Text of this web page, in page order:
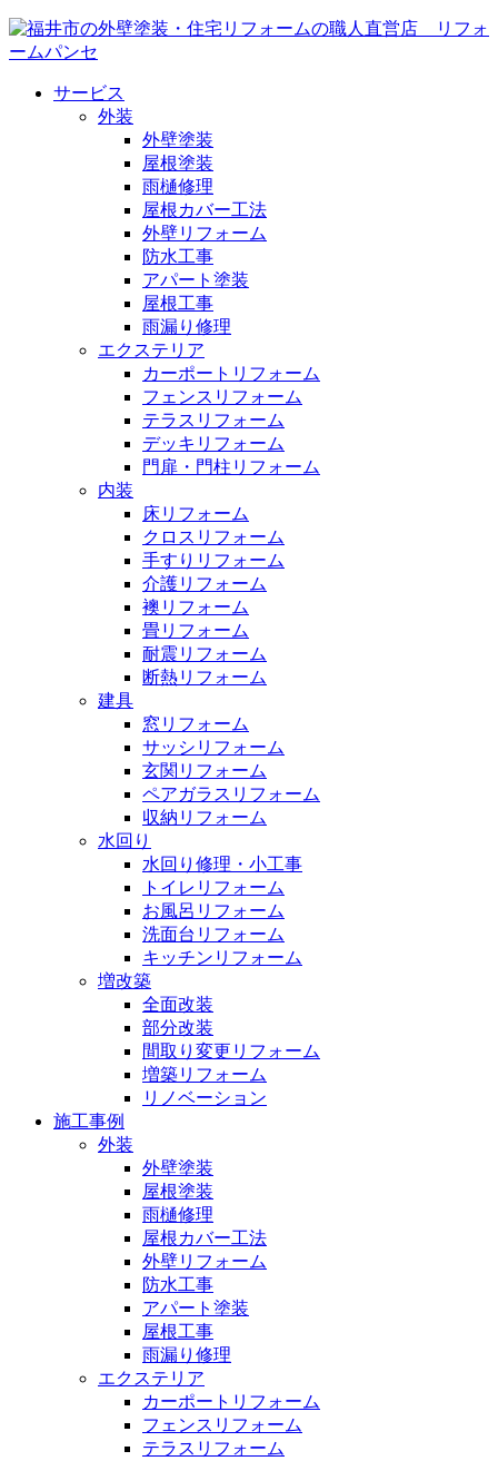
サービス
外装
外壁塗装
屋根塗装
雨樋修理
屋根カバー工法
外壁リフォーム
防水工事
アパート塗装
屋根工事
雨漏り修理
エクステリア
カーポートリフォーム
フェンスリフォーム
テラスリフォーム
デッキリフォーム
門扉・門柱リフォーム
内装
床リフォーム
クロスリフォーム
手すりリフォーム
介護リフォーム
襖リフォーム
畳リフォーム
耐震リフォーム
断熱リフォーム
建具
窓リフォーム
サッシリフォーム
玄関リフォーム
ペアガラスリフォーム
収納リフォーム
水回り
水回り修理・小工事
トイレリフォーム
お風呂リフォーム
洗面台リフォーム
キッチンリフォーム
増改築
全面改装
部分改装
間取り変更リフォーム
増築リフォーム
リノベーション
施工事例
外装
外壁塗装
屋根塗装
雨樋修理
屋根カバー工法
外壁リフォーム
防水工事
アパート塗装
屋根工事
雨漏り修理
エクステリア
カーポートリフォーム
フェンスリフォーム
テラスリフォーム